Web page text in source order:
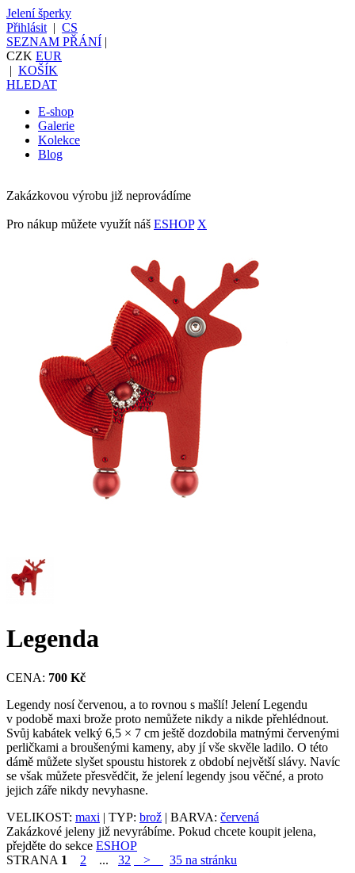
Jelení šperky
Přihlásit | CS
SEZNAM PŘÁNÍ |
CZK EUR
| KOŠÍK
HLEDAT
E-shop
Galerie
Kolekce
Blog
Zakázkovou výrobu již neprovádíme
Pro nákup můžete využít náš ESHOP X
Legenda
CENA: 700 Kč
Legendy nosí červenou, a to rovnou s mašlí! Jelení Legendu
v podobě maxi brože proto nemůžete nikdy a nikde přehlédnout.
Svůj kabátek velký 6,5 × 7 cm ještě dozdobila matnými červenými
perličkami a broušenými kameny, aby jí vše skvěle ladilo. O této
dámě můžete slyšet spoustu historek z období největší slávy. Navíc
se však můžete přesvědčit, že jelení legendy jsou věčné, a proto
jejich záře nikdy nevyhasne.
VELIKOST: maxi | TYP: brož | BARVA: červená
Zakázkové jeleny již nevyrábíme. Pokud chcete koupit jelena,
přejděte do sekce ESHOP
STRANA 1 2 ... 32 > 35 na stránku